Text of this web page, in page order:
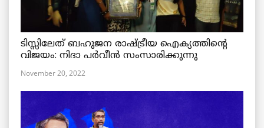
ടിസ്സിലേത് ബഹുജന രാഷ്ട്രീയ ഐക്യത്തിന്റെ
വിജയം: നിദാ പർവീൻ സംസാരിക്കുന്നു
November 20, 2022